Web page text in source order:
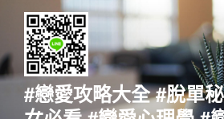
要
#戀愛攻略大全 #脫單